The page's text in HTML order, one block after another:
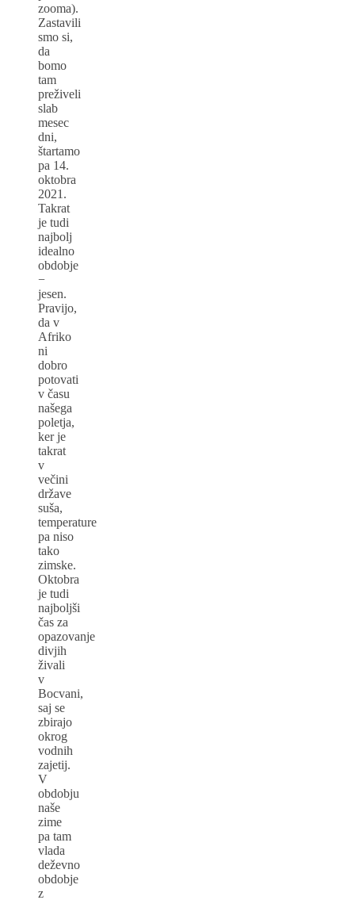
zooma).
Zastavili
smo si,
da
bomo
tam
preživeli
slab
mesec
dni,
štartamo
pa 14.
oktobra
2021.
Takrat
je tudi
najbolj
idealno
obdobje
−
jesen.
Pravijo,
da v
Afriko
ni
dobro
potovati
v času
našega
poletja,
ker je
takrat
v
večini
države
suša,
temperature
pa niso
tako
zimske.
Oktobra
je tudi
najboljši
čas za
opazovanje
divjih
živali
v
Bocvani,
saj se
zbirajo
okrog
vodnih
zajetij.
V
obdobju
naše
zime
pa tam
vlada
deževno
obdobje
z